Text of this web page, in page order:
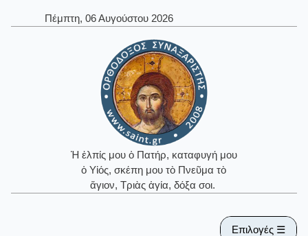
Πέμπτη, 06 Αυγούστου 2026
Ἡ ἐλπίς μου ὁ Πατήρ, καταφυγή μου
ὁ Υἱός, σκέπη μου τὸ Πνεῦμα τὸ
ἅγιον, Τριὰς ἁγία, δόξα σοι.
Επιλογές ☰